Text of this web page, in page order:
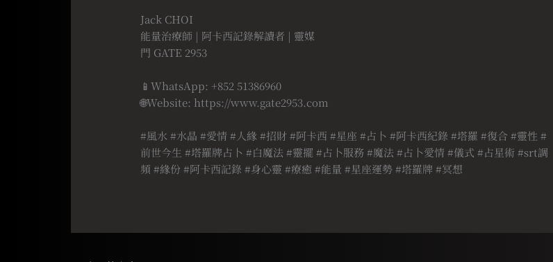
Jack CHOI
能量治療師 | 阿卡西記錄解讀者 | 靈媒
門 GATE 2953
📱WhatsApp: +852 51386960
🌐Website: https://www.gate2953.com
#風水 #水晶 #愛情 #人緣 #招財 #阿卡西 #星座 #占卜 #阿卡西紀錄 #塔羅 #復合 #靈性 #
前世今生 #塔羅牌占卜 #白魔法 #靈擺 #占卜服務 #魔法 #占卜愛情 #儀式 #占星術 #srt調
頻 #緣份 #阿卡西記錄 #身心靈 #療癒 #能量 #星座運勢 #塔羅牌 #冥想